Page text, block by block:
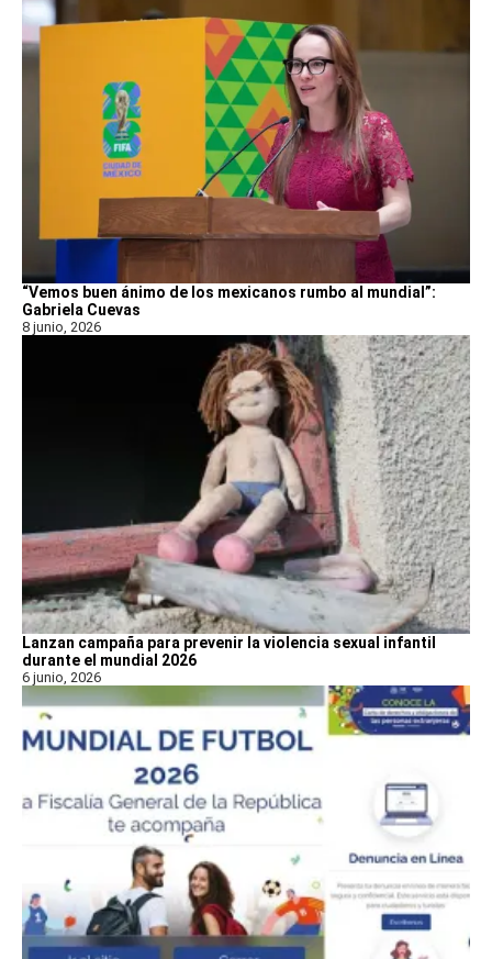
“Vemos buen ánimo de los mexicanos rumbo al mundial”:
Gabriela Cuevas
8 junio, 2026
Lanzan campaña para prevenir la violencia sexual infantil
durante el mundial 2026
6 junio, 2026